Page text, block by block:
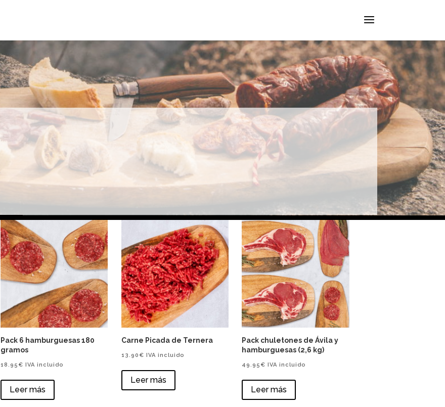
Pack 6 hamburguesas 180
gramos
18.95 € IVA incluido
Leer más
Carne Picada de Ternera
13.90 € IVA incluido
Leer más
Pack chuletones de Ávila y
hamburguesas (2,6 kg)
49.95 € IVA incluido
Leer más